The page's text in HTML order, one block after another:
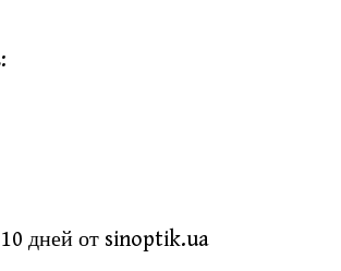
дней от sinoptik.ua